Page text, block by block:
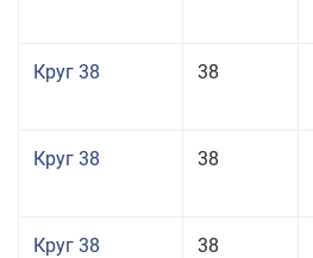
Круг 38 38
Круг 38 38
Круг 38 38